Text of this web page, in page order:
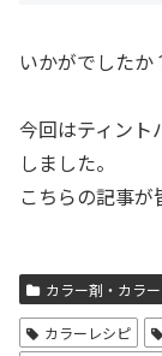
いかがでしたか
今回はティント
しました。
こちらの記事が
カラー剤・カラ
カラーレシピ